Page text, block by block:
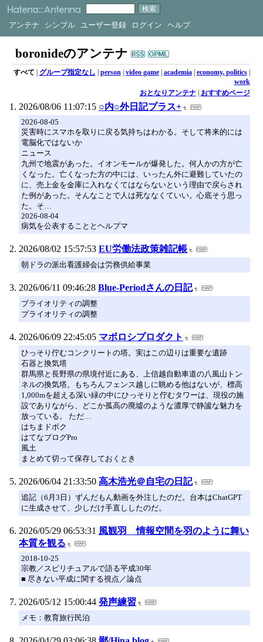
アンテナ シンプル ユーザー登録 ログイン ヘルプ
boronideのアンテナ
すべて | グループ指定なし | person| video game| academia| economy, politics|
work
おとなりアンテナ| おすすめページ
2026/08/06 11:07:15 ○内○外日記プラス+
2026-08-05
災害時にスマホを取りに戻る気持ちはわかる。そして将来的には
電脳化ではないか
ニュース
九州で地震があった。イオンモールが爆発した。何人かの方が亡
くなった。亡くなった方の中には、いったん外に避難していたの
に、売上金を金庫に入れなくてはならないという理由で戻らされ
た例があった。そんなことで人は死ななくていい。心底そう思っ
た。そ…
2026-08-04
病気を公表することとヘルプマ
2026/08/02 15:57:53 EU労働法政策雑記帳
朝ドラの派出看護婦会は労務供給事業
2026/06/11 09:46:28 Blue-Periodさんの日記
プライオリティの調整
プライオリティの調整
2026/06/09 22:45:05 マボロシプロダクト
ひっそり佇むコンクリートの塔。実はこの辺りは重要な遺跡
石器と換気塔
群馬県と長野県の県境付近にある、上信越自動車道の八風山トン
ネルの換気塔。もちろんフェンス越しに眺める他はないが、標高
1,000mを超える深い緑の中にひっそりと佇むタワーは、現役の施
設でありながら、どこか孤高の廃墟のような濃厚で静謐な魅力を
放っている。 ただ…
はちまドボク
はてなブログPro
風土
まとめて切って保存しておくとき
2026/06/04 21:33:50 高木浩光＠自宅の日記
追記（6月3日）ずんだもん動画を外注したのだ。台本はChatGPT
に生成させて、少しだけ手直ししたのだ。
2026/05/29 06:53:31 風観羽 情報空間を羽のように舞い
本質を観る
2018-10-25
宗教／スピリチュアルで語る平成30年
■ 尽きない平成に関する視点／論点
2026/05/12 15:00:44 発声練習
メモ：教育旅行民泊